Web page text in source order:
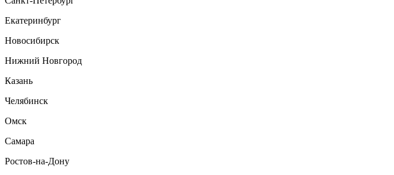
Екатеринбург
Новосибирск
Нижний Новгород
Казань
Челябинск
Омск
Самара
Ростов-на-Дону